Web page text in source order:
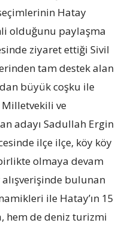
Hatay
olduğunu paylaşma
ziyaret ettiği Sivil
tam destek alan
büyük coşku ile
Milletvekili ve
adayı Sadullah Ergin
ilçe ilçe, köy köy
olmaya devam
bulunan
ile Hatay’ın 15
hem de deniz turizmi